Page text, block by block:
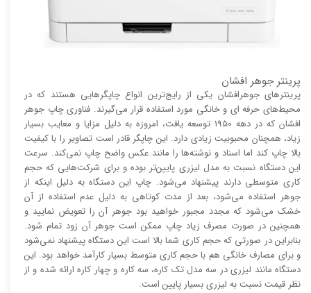
پرینتر جوهر افشان
پرینتر‌های جوهرافشان یکی از رایج‌ترین انواع چاپگر‌هایی هستند که در
محیط‌های حرفه ای و خانگی مورد استفاده قرار می‌گیرند. فناوری چاپ جوهر
افشان که در دهه 1950 توسعه یافت، امروزه به دلیل مزایا و معایب بسیار
زیاد، همچنان محبوبیت زیادی دارد. این چاپگر قادر است تصاویر را با کیفیت
بالا چاپ کند اما اسناد و نوشته‌ها را مانند عکس واضح چاپ نمی‌کند. سرعت
این دستگاه نسبت به مدل لیزری پایین‌تر بوده و برای شرکت‌هایی که حجم
کاری متوسطی دارند پیشنهاد می‌شود. چاپ این دستگاه به دلیل اینکه از
جوهر استفاده می‌شود، بعد از مدت کوتاهی به دلیل عدم استفاده از آن
خشک می‌شود که مجدد مجبور خواهید بود جوهر آن را تعویض نمایید و
همچنین در صورت مصرف زیاد چاپ ممکن است جوهر آن زود تمام شود.
بنابراین در صورتی که حجم کاری شما بالا است این دستگاه پیشنهاد نمی‌شود
و برای مصارف خانگی هم با حجم کاری متوسط بسیار کارآمد خواهد بود. این
دستگاه مانند لیزری در سه مدل تک کاره، سه کاره و چهار کاره ارائه شده و از
نظر قیمت نسبت به لیزری بسیار پایین است.